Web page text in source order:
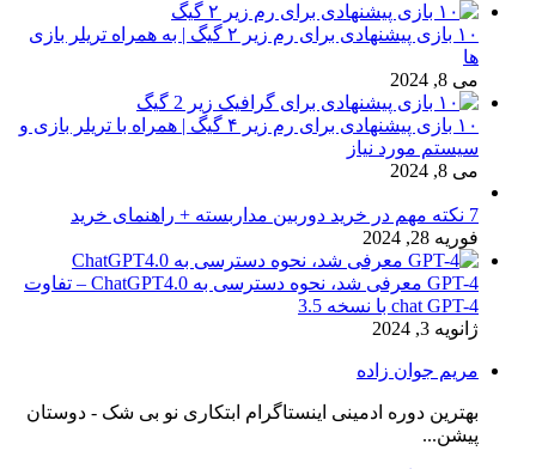
۱۰ بازی پیشنهادی برای رم زیر ۲ گیگ | به همراه تریلر بازی
ها
می 8, 2024
۱۰ بازی پیشنهادی برای رم زیر ۴ گیگ | همراه با تریلر بازی و
سیستم مورد نیاز
می 8, 2024
7 نکته مهم در خرید دوربین مداربسته + راهنمای خرید
فوریه 28, 2024
GPT-4 معرفی شد، نحوه دسترسی به ChatGPT4.0 – تفاوت
chat GPT-4 با نسخه 3.5
ژانویه 3, 2024
مریم جوان زاده
بهترین دوره ادمینی اینستاگرام ابتکاری نو بی شک - دوستان
پیشن...